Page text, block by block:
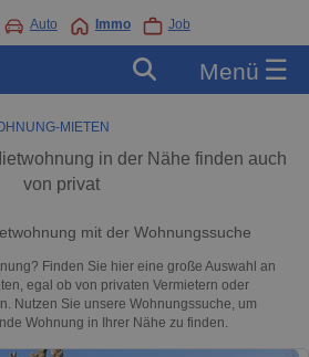
Auto Immo Job
Menü ☰
MIETEN
in der Nähe finden auch
von privat
mit der Wohnungssuche
Finden Sie hier eine große Auswahl an
egal ob von privaten Vermietern oder
Nutzen Sie unsere Wohnungssuche, um
Wohnung in Ihrer Nähe zu finden.